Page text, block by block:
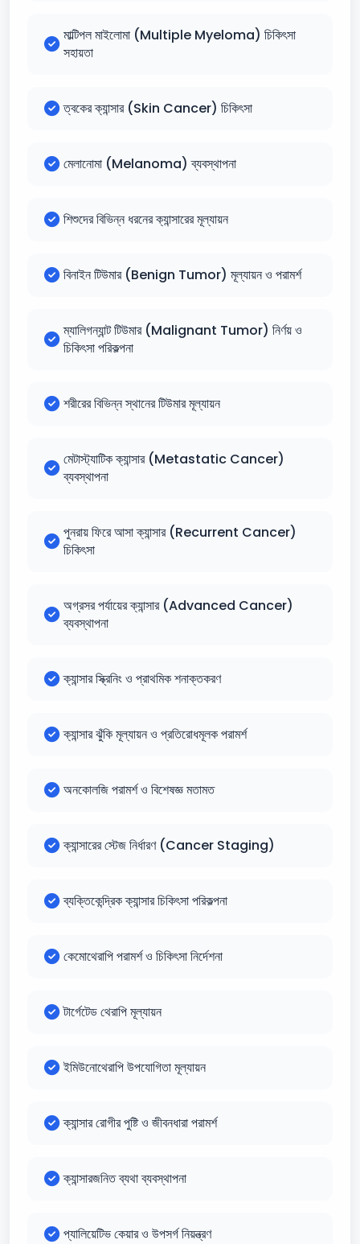
মাল্টিপল মাইলোমা (Multiple Myeloma) চিকিৎসা
সহায়তা
ত্বকের ক্যান্সার (Skin Cancer) চিকিৎসা
মেলানোমা (Melanoma) ব্যবস্থাপনা
শিশুদের বিভিন্ন ধরনের ক্যান্সারের মূল্যায়ন
বিনাইন টিউমার (Benign Tumor) মূল্যায়ন ও পরামর্শ
ম্যালিগন্যান্ট টিউমার (Malignant Tumor) নির্ণয় ও
চিকিৎসা পরিকল্পনা
শরীরের বিভিন্ন স্থানের টিউমার মূল্যায়ন
মেটাস্ট্যাটিক ক্যান্সার (Metastatic Cancer)
ব্যবস্থাপনা
পুনরায় ফিরে আসা ক্যান্সার (Recurrent Cancer)
চিকিৎসা
অগ্রসর পর্যায়ের ক্যান্সার (Advanced Cancer)
ব্যবস্থাপনা
ক্যান্সার স্ক্রিনিং ও প্রাথমিক শনাক্তকরণ
ক্যান্সার ঝুঁকি মূল্যায়ন ও প্রতিরোধমূলক পরামর্শ
অনকোলজি পরামর্শ ও বিশেষজ্ঞ মতামত
ক্যান্সারের স্টেজ নির্ধারণ (Cancer Staging)
ব্যক্তিকেন্দ্রিক ক্যান্সার চিকিৎসা পরিকল্পনা
কেমোথেরাপি পরামর্শ ও চিকিৎসা নির্দেশনা
টার্গেটেড থেরাপি মূল্যায়ন
ইমিউনোথেরাপি উপযোগিতা মূল্যায়ন
ক্যান্সার রোগীর পুষ্টি ও জীবনধারা পরামর্শ
ক্যান্সারজনিত ব্যথা ব্যবস্থাপনা
প্যালিয়েটিভ কেয়ার ও উপসর্গ নিয়ন্ত্রণ